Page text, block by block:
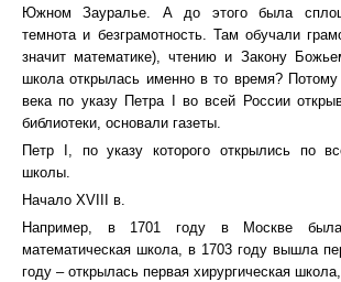
Южном Зауралье. А до этого была
темнота и безграмотность. Там обучали
значит математике), чтению и Закону
школа открылась именно в то время? Потому
века по указу Петра I во всей России
библиотеки, основали газеты.
Петр I, по указу которого открылись по
школы.
Начало XVIII в.
Например, в 1701 году в Москве была
математическая школа, в 1703 году вышла
году – открылась первая хирургическая